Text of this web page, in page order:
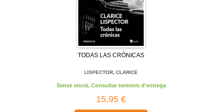
TODAS LAS CRÓNICAS
LISPECTOR, CLARICE
Sense stock. Consultar terminis d'entrega
15,95 €